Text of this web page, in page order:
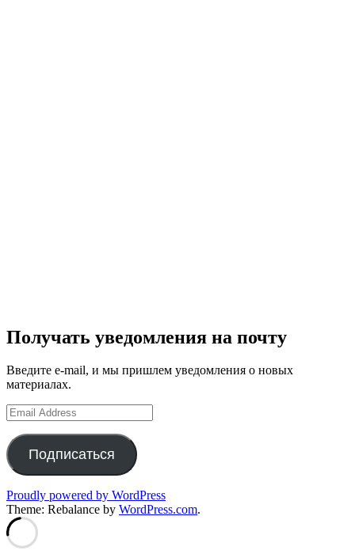
Получать уведомления на почту
Введите e-mail, и мы пришлем уведомления о новых
материалах.
Email
Address
Подписаться
Proudly powered by WordPress
Theme: Rebalance by WordPress.com.